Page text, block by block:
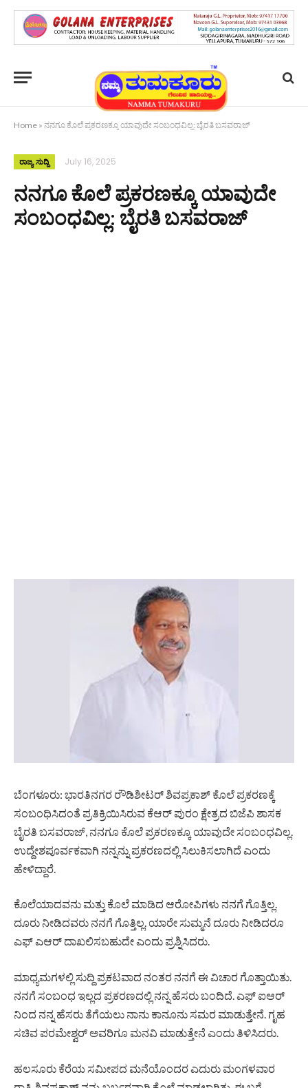
Home » ನನಗೂ ಕೊಲೆ ಪ್ರಕರಣಕ್ಕೂ ಯಾವುದೇ ಸಂಬಂಧವಿಲ್ಲ: ಬೈರತಿ ಬಸವರಾಜ್‌
ರಾಜ್ಯ ಸುದ್ದಿ July 16, 2025
ನನಗೂ ಕೊಲೆ ಪ್ರಕರಣಕ್ಕೂ ಯಾವುದೇ
ಸಂಬಂಧವಿಲ್ಲ: ಬೈರತಿ ಬಸವರಾಜ್‌
ಬೆಂಗಳೂರು: ಭಾರತಿನಗರ ರೌಡಿಶೀಟರ್ ಶಿವಪ್ರಕಾಶ್ ಕೊಲೆ ಪ್ರಕರಣಕ್ಕೆ
ಸಂಬಂಧಿಸಿದಂತೆ ಪ್ರತಿಕ್ರಿಯಿಸಿರುವ ಕೆಆರ್‌ ಪುರಂ ಕ್ಷೇತ್ರದ ಬಿಜೆಪಿ ಶಾಸಕ
ಬೈರತಿ ಬಸವರಾಜ್‌, ನನಗೂ ಕೊಲೆ ಪ್ರಕರಣಕ್ಕೂ ಯಾವುದೇ ಸಂಬಂಧವಿಲ್ಲ.
ಉದ್ದೇಶಪೂರ್ವಕವಾಗಿ ನನ್ನನ್ನು ಪ್ರಕರಣದಲ್ಲಿ ಸಿಲುಕಿಸಲಾಗಿದೆ ಎಂದು
ಹೇಳಿದ್ದಾರೆ.
ಕೊಲೆಯಾದವನು ಮತ್ತು ಕೊಲೆ ಮಾಡಿದ ಆರೋಪಿಗಳು ನನಗೆ ಗೊತ್ತಿಲ್ಲ.
ದೂರು ನೀಡಿದವರು ನನಗೆ ಗೊತ್ತಿಲ್ಲ. ಯಾರೇ ಸುಮ್ಮನೆ ದೂರು ನೀಡಿದರೂ
ಎಫ್‌ ಎಆರ್ ದಾಖಲಿಸಬಹುದೇ ಎಂದು ಪ್ರಶ್ನಿಸಿದರು.
ಮಾಧ್ಯಮಗಳಲ್ಲಿ ಸುದ್ದಿ ಪ್ರಕಟವಾದ ನಂತರ ನನಗೆ ಈ ವಿಚಾರ ಗೊತ್ತಾಯಿತು.
ನನಗೆ ಸಂಬಂಧ ಇಲ್ಲದ ಪ್ರಕರಣದಲ್ಲಿ ನನ್ನ ಹೆಸರು ಬಂದಿದೆ. ಎಫ್‌ ಐಆರ್‌
ನಿಂದ ನನ್ನ ಹೆಸರು ತೆಗೆಯಲು ನಾನು ಕಾನೂನು ಸಮರ ಮಾಡುತ್ತೇನೆ. ಗೃಹ
ಸಚಿವ ಪರಮೇಶ್ವರ್‌ ಅವರಿಗೂ ಮನವಿ ಮಾಡುತ್ತೇನೆ ಎಂದು ತಿಳಿಸಿದರು.
ಹಲಸೂರು ಕೆರೆಯ ಸಮೀಪದ ಮನೆಯೊಂದರ ಎದುರು ಮಂಗಳವಾರ